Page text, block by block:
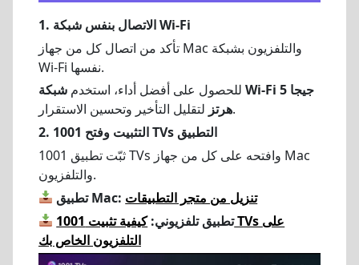
1.
الاتصال بنفس شبكة Wi-Fi
تأكد من اتصال كل من جهاز Mac والتلفزيون بشبكة
Wi-Fi نفسها.
للحصول على أفضل أداء، استخدم شبكة Wi-Fi 5 جيجا
هرتزلتقليل التأخير وتحسين الاستقرار.
2. التثبيتوفتح 1001 TVs التطبيق
ثبّت تطبيق 1001 TVs وافتحه على كل من جهاز Mac
والتلفزيون.
تطبيق Mac: تنزيل من متجر التطبيقات
تطبيق تلفزيوني:
كيفية تثبيت 1001 TVs على
التلفزيون الخاص بك